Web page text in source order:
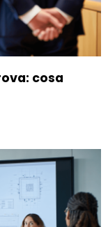
cosa